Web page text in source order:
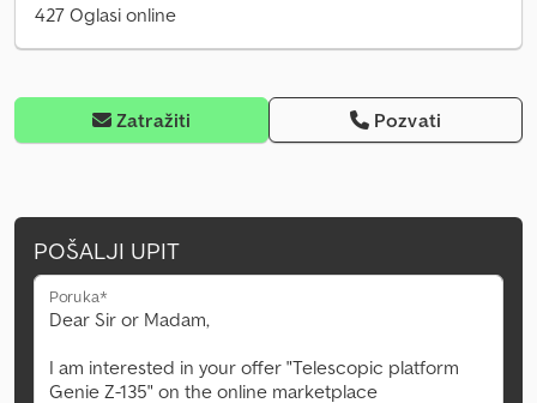
427 Oglasi online
Zatražiti Pozvati
POŠALJI UPIT
Poruka*